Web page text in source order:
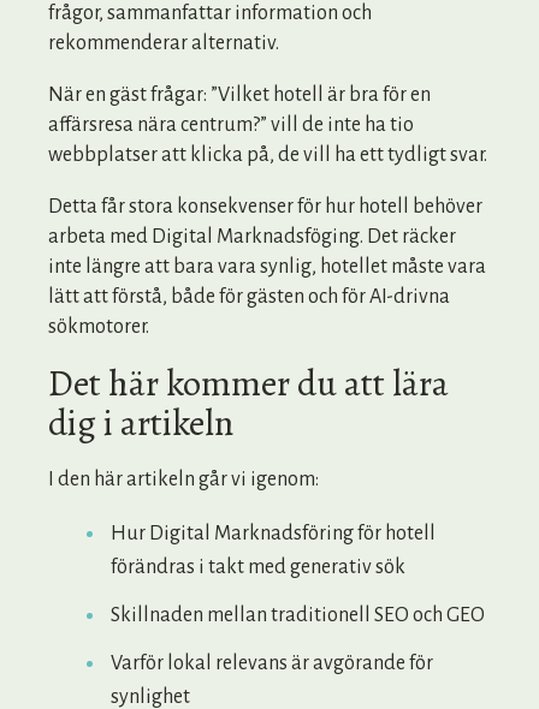
frågor, sammanfattar information och
rekommenderar alternativ.
När en gäst frågar: ”Vilket hotell är bra för en
affärsresa nära centrum?” vill de inte ha tio
webbplatser att klicka på, de vill ha ett tydligt svar.
Detta får stora konsekvenser för hur hotell behöver
arbeta med Digital Marknadsföging. Det räcker
inte längre att bara vara synlig, hotellet måste vara
lätt att förstå, både för gästen och för AI-drivna
sökmotorer.
Det här kommer du att lära
dig i artikeln
I den här artikeln går vi igenom:
Hur Digital Marknadsföring för hotell
förändras i takt med generativ sök
Skillnaden mellan traditionell SEO och GEO
Varför lokal relevans är avgörande för
synlighet